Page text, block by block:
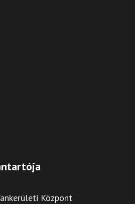
Központ